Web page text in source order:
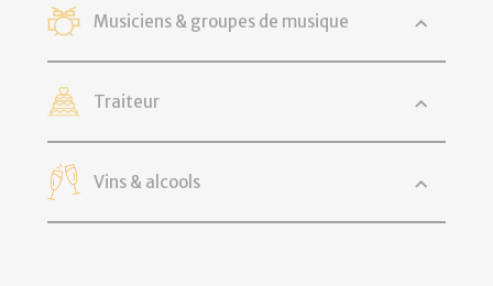
Musiciens & groupes de musique
Traiteur
Vins & alcools